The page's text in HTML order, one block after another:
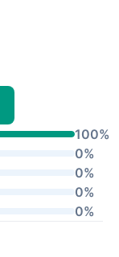
100%
0%
0%
0%
0%